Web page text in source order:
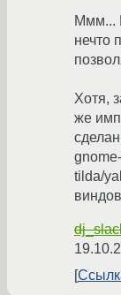
Ммм...
нечто
Хотя,
же
tilda/